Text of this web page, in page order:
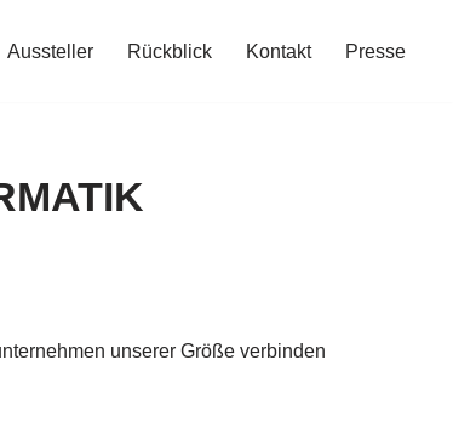
Aussteller Rückblick Kontakt Presse
unserer Größe verbinden